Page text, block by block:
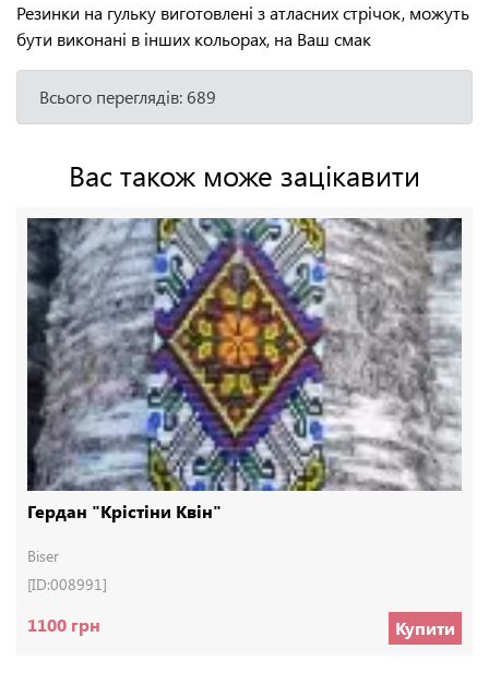
Резинки на гульку виготовлені з атласних стрічок, можуть
бути виконані в інших кольорах, на Ваш смак
Всього переглядів: 689
Вас також може зацікавити
Гердан "Крістіни Квін"
Biser
[ID:008991]
1100 грн Купити